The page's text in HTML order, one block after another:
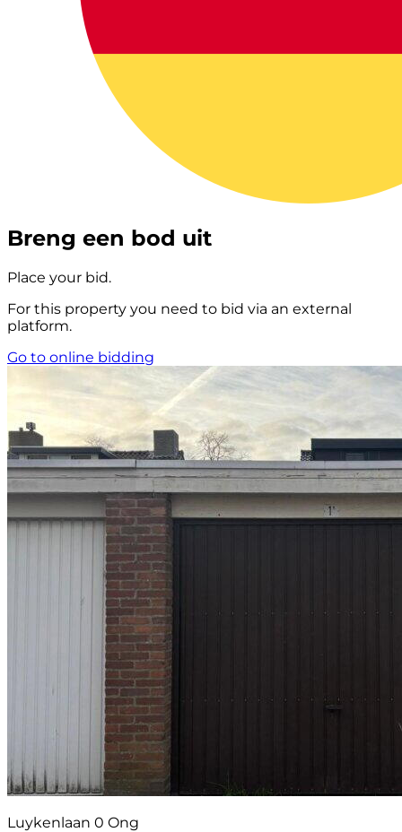
Breng een bod uit
Place your bid.
For this property you need to bid via an external
platform.
Go to online bidding
Luykenlaan 0 Ong